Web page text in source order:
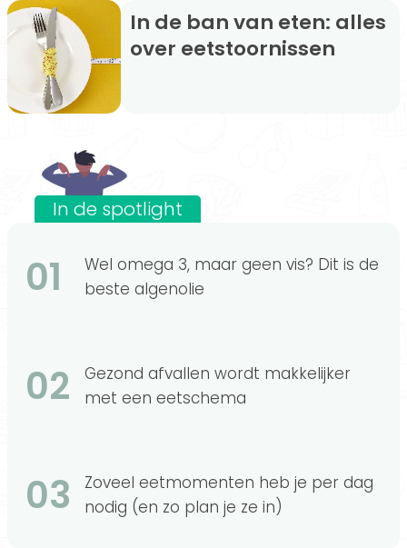
In de ban van eten: alles
over eetstoornissen
In de spotlight
01
Wel omega 3, maar geen vis? Dit is de
beste algenolie
02
Gezond afvallen wordt makkelijker
met een eetschema
03
Zoveel eetmomenten heb je per dag
nodig (en zo plan je ze in)